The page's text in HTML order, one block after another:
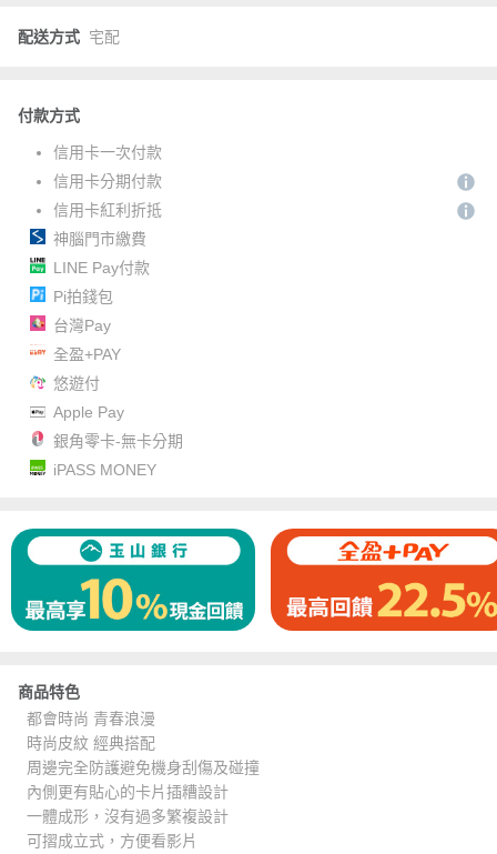
配送方式 宅配
付款方式
信用卡一次付款
信用卡分期付款
信用卡紅利折抵
神腦門市繳費
LINE Pay付款
Pi拍錢包
台灣Pay
全盈+PAY
悠遊付
Apple Pay
銀角零卡-無卡分期
iPASS MONEY
商品特色
都會時尚 青春浪漫
時尚皮紋 經典搭配
周邊完全防護避免機身刮傷及碰撞
內側更有貼心的卡片插糟設計
一體成形，沒有過多繁複設計
可摺成立式，方便看影片